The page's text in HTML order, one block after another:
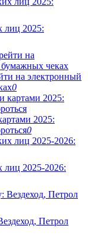
лиц 2025:
на электронный
0
2025:
0
лиц 2025-2026:
Петрол